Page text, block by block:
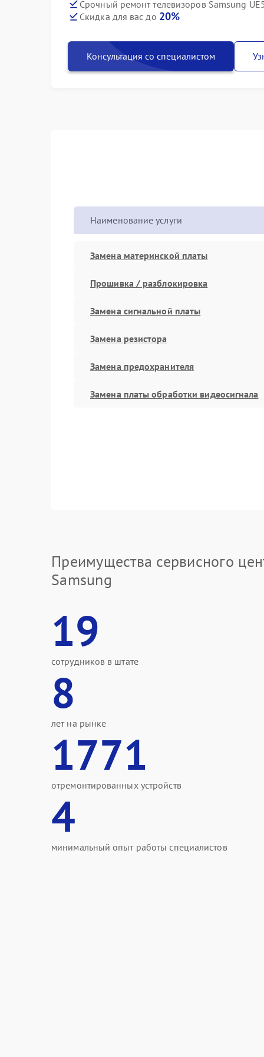
Срочный ремонт телевизоров Samsung
Скидка для вас до 20%
Консультация со специалистом
Наименование услуги
Замена материнской платы
Прошивка / разблокировка
Замена сигнальной платы
Замена резистора
Замена предохранителя
Замена платы обработки видеосигнала
Преимущества сервисного
Samsung
19
сотрудников в штате
8
лет на рынке
1771
отремонтированных устройств
4
минимальный опыт работы специалистов